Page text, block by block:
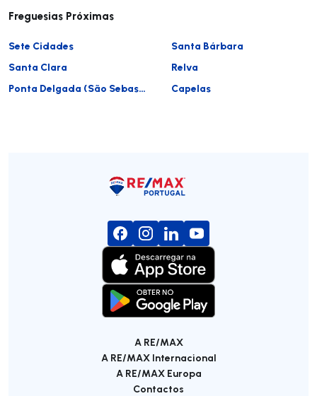
Freguesias Próximas
Sete Cidades
Santa Bárbara
Santa Clara
Relva
Ponta Delgada (São Sebastião)
Capelas
A RE/MAX
A RE/MAX Internacional
A RE/MAX Europa
Contactos